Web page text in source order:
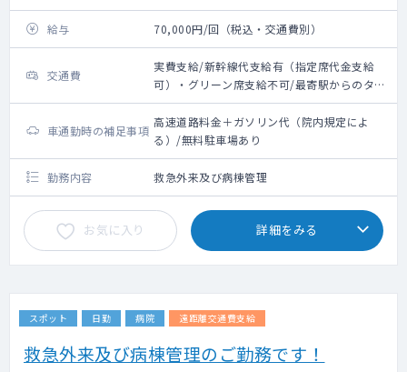
給与 70,000円/回（税込・交通費別）
交通費
実費支給/新幹線代支給有（指定席代金支給
可）・グリーン席支給不可/最寄駅からのタク
シー代支給不可・路線バス代支給可
車通勤時の補足事項
高速道路料金＋ガソリン代（院内規定によ
る）/無料駐車場あり
勤務内容 救急外来及び病棟管理
お気に入り 詳細をみる
スポット 日勤 病院 遠距離交通費支給
救急外来及び病棟管理のご勤務です！